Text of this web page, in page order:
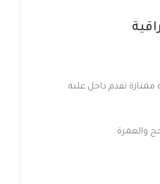
تقدم داخل علبة
والعمرة .